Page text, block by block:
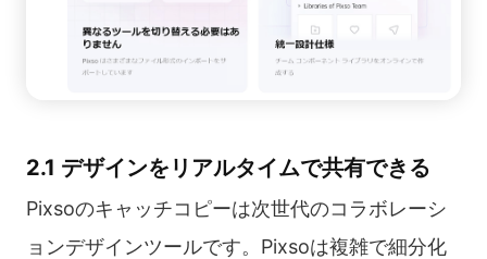
2.1 デザインをリアルタイムで共有できる
Pixsoのキャッチコピーは次世代のコラボレーシ
ョンデザインツールです。Pixsoは複雑で細分化